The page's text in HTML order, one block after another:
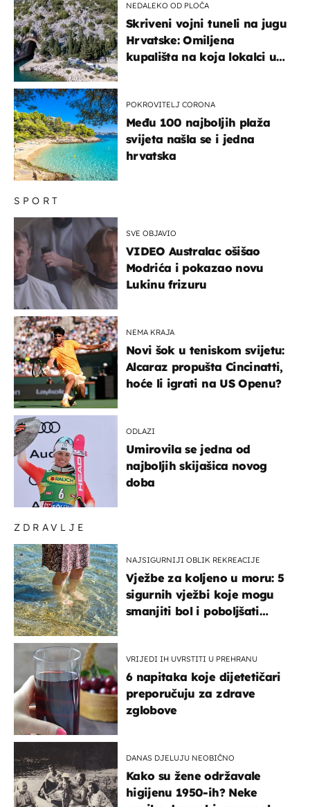
ZDRAVLJE
NAJSIGURNIJI OBLIK REKREACIJE
Vježbe za koljeno u moru: 5
sigurnih vježbi koje mogu
smanjiti bol i poboljšati
VRIJEDI IH UVRSTITI U PREHRANU
6 napitaka koje dijetetičari
preporučuju za zdrave
zglobove
DANAS DJELUJU NEOBIČNO
Kako su žene održavale
higijenu 1950-ih? Neke
SPORT
SVE OBJAVIO
VIDEO Australac ošišao
Modrića i pokazao novu
Lukinu frizuru
NEMA KRAJA
Novi šok u teniskom svijetu:
Alcaraz propušta Cincinatti,
hoće li igrati na US Openu?
ODLAZI
Umirovila se jedna od
najboljih skijašica novog
doba
NEDALEKO OD PLOČA
Skriveni vojni tuneli na jugu
Hrvatske: Omiljena
kupališta na koja lokalci u
POKROVITELJ CORONA
Među 100 najboljih plaža
svijeta našla se i jedna
hrvatska